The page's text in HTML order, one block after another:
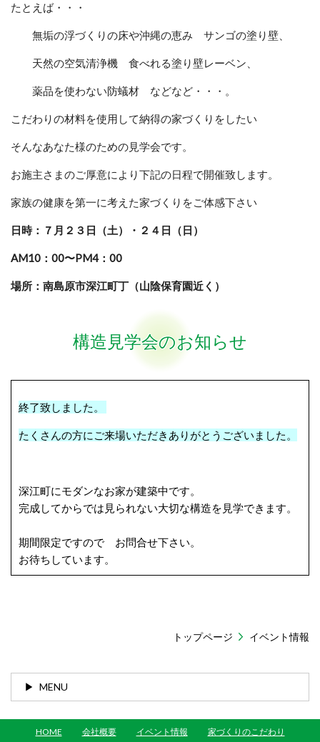
たとえば・・・
無垢の浮づくりの床や沖縄の恵み サンゴの塗り壁、
天然の空気清浄機 食べれる塗り壁レーベン、
薬品を使わない防蟻材 などなど・・・。
こだわりの材料を使用して納得の家づくりをしたい
そんなあなた様のための見学会です。
お施主さまのご厚意により下記の日程で開催致します。
家族の健康を第一に考えた家づくりをご体感下さい
日時：７月２３日（土）・２４日（日）
AM10：00〜PM4：00
場所：南島原市深江町丁（山陰保育園近く）
構造見学会のお知らせ
終了致しました。
たくさんの方にご来場いただき ありがとうございました。
深江町にモダンなお家が建築中です。
完成してからでは見られない大切な構造を見学できます。
期間限定ですので お問合せ下さい。
お待ちしています。
トップページ イベント情報
MENU
HOME 会社概要 イベント情報 家づくりのこだわり